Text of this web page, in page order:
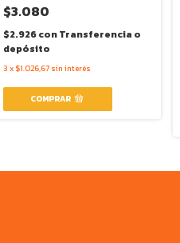
$3.080
$2.926conTransferencia o
depósito
3 x $1.026,67 sin interés